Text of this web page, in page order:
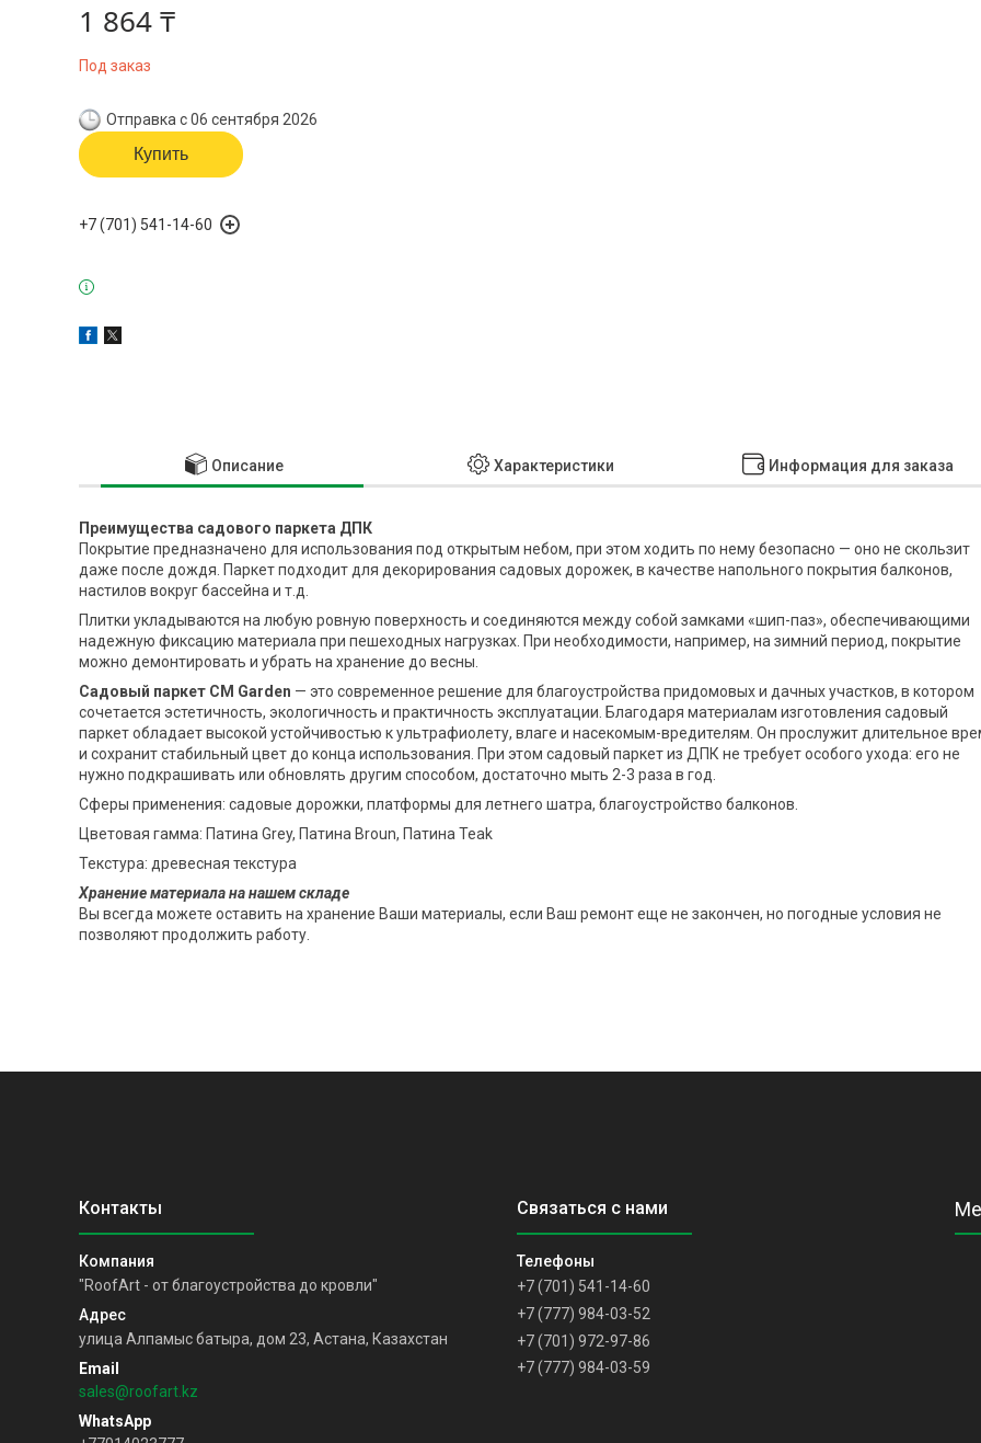
1 864 ₸
Под заказ
Отправка с 06 сентября 2026
Купить
+7 (701) 541-14-60
Описание Характеристики Информация для заказа
Преимущества садового паркета ДПК
Покрытие предназначено для использования под открытым небом, при этом ходить по нему безопасно — оно не скользит
даже после дождя. Паркет подходит для декорирования садовых дорожек, в качестве напольного покрытия балконов,
настилов вокруг бассейна и т.д.
Плитки укладываются на любую ровную поверхность и соединяются между собой замками «шип-паз», обеспечивающими
надежную фиксацию материала при пешеходных нагрузках. При необходимости, например, на зимний период, покрытие
можно демонтировать и убрать на хранение до весны.
Садовый паркет CM Garden — это современное решение для благоустройства придомовых и дачных участков, в котором
сочетается эстетичность, экологичность и практичность эксплуатации. Благодаря материалам изготовления садовый
паркет обладает высокой устойчивостью к ультрафиолету, влаге и насекомым-вредителям. Он прослужит длительное
и сохранит стабильный цвет до конца использования. При этом садовый паркет из ДПК не требует особого ухода: его не
нужно подкрашивать или обновлять другим способом, достаточно мыть 2-3 раза в год.
Сферы применения: садовые дорожки, платформы для летнего шатра, благоустройство балконов.
Цветовая гамма: Патина Grey, Патина Broun, Патина Teak
Текстура: древесная текстура
Хранение материала на нашем складе
Вы всегда можете оставить на хранение Ваши материалы, если Ваш ремонт еще не закончен, но погодные условия не
позволяют продолжить работу.
"RoofArt - от благоустройства до кровли"
улица Алпамыс батыра, дом 23, Астана, Казахстан
sales@roofart.kz
+7 (701) 541-14-60
+7 (777) 984-03-52
+7 (701) 972-97-86
+7 (777) 984-03-59